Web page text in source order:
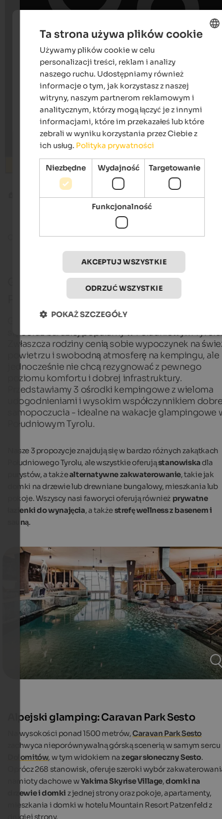
Wyszukiwanie
Czas czytania ok.10minuty 25. października
Glamping: 3 rekomendacje dla
Południowego Tyrolu
Glamping oznacza "kemping w stylu glamour" i
się coraz bardziej popularny w Południowym
Zwłaszcza rodziny cenią sobie wypoczynek na
powietrzu i swobodną atmosferę na kempingu, ale
jednocześnie nie chcą rezygnować z pewnego
poziomu komfortu i dobrej infrastruktury.
Przedstawiamy 3 ośrodki kempingowe z wieloma
udogodnieniami i wysokim współczynnikiem
samopoczucia - idealne na wakacje glampingowe
Południowym Tyrolu.
Nasze 3 propozycje znajdują się w bardzo różnych zakątkach
Południowego Tyrolu, ale wszystkie oferująstanowiska dla
purystów, a takżealternatywne zakwaterowanie, takie jak
domki na drzewie lub drewniane bungalowy, mieszkania lub
pokoje. Wszyscy nasi faworyci oferują również prywatne
łazienki do wynajęcia, a takżestrefę wellness z basenem i
sauną.
Alpejski glamping: Caravan Park Sesto
Na wysokości ponad 1500 metrów,Caravan Park Sesto
zachwyca nieporównywalną górską scenerią w samym sercu
Dolomitów, w tym widokiem nazegar słoneczny Sesto.
Oprócz 268 stanowisk, oferuje szeroki wybór
namioty dachowe wYakima Skyrise Village,domki na
drzewie i domki z jednej strony oraz pokoje, apartamenty,
mieszkania i domki w hotelu Mountain Resort Patzenfeld z
drugiej strony.
Ta strona używa plików cookie
Używamy plików cookie w celu
personalizacji treści, reklam i analizy
naszego ruchu. Udostępniamy również
informacje o tym, jak korzystasz z naszej
witryny, naszym partnerom reklamowym i
analitycznym, którzy mogą łączyć je z innymi
informacjami, które im przekazałeś lub które
zebrali w wyniku korzystania przez Ciebie z
ich usług. Polityka prywatności
Niezbędne Wydajność Targetowanie
Funkcjonalność
AKCEPTUJ WSZYSTKIE
ODRZUĆ WSZYSTKIE
POKAŻ SZCZEGÓŁY